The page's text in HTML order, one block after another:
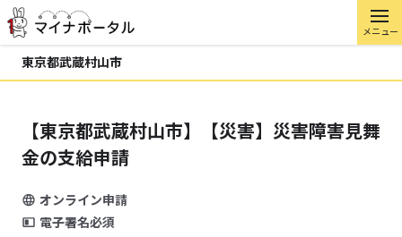
メニュー
東京都武蔵村山市
【東京都武蔵村山市】【災害】災害障害見舞
金の支給申請
オンライン申請
電子署名必須